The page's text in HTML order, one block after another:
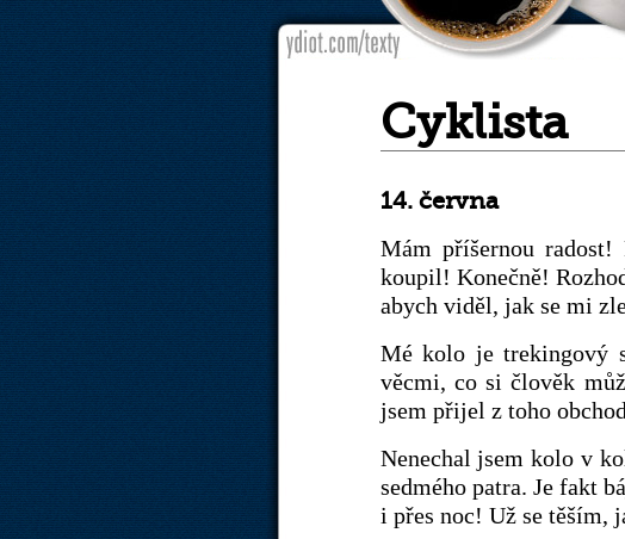
Cyklista
14. června
Mám příšernou
koupil! Konečně!
abych viděl, jak se mi
Mé kolo je trekingový
věcmi, co si člověk
jsem přijel z toho
Nenechal jsem kolo v
sedmého patra. Je fakt
i přes noc! Už se těším,